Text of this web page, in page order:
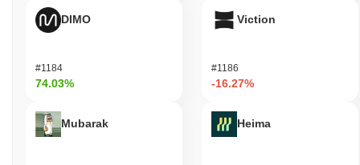
JEJE是否面临任何争议或风险？
险争议。发现了一处漏洞，可能允许未经授权访问用户资金。开发
团队迅速解决了这一问题，通过对受影响的智能合约部署补丁并进
划，以鼓励社区成员报告任何进一步的漏洞。 此外，社区内关于治
理决策的讨论也在进行，特别是关于资金分配和项目方向的问题。
DIMO
#1184
74.03%
Mubarak
Viction
#1186
-16.27%
Heima